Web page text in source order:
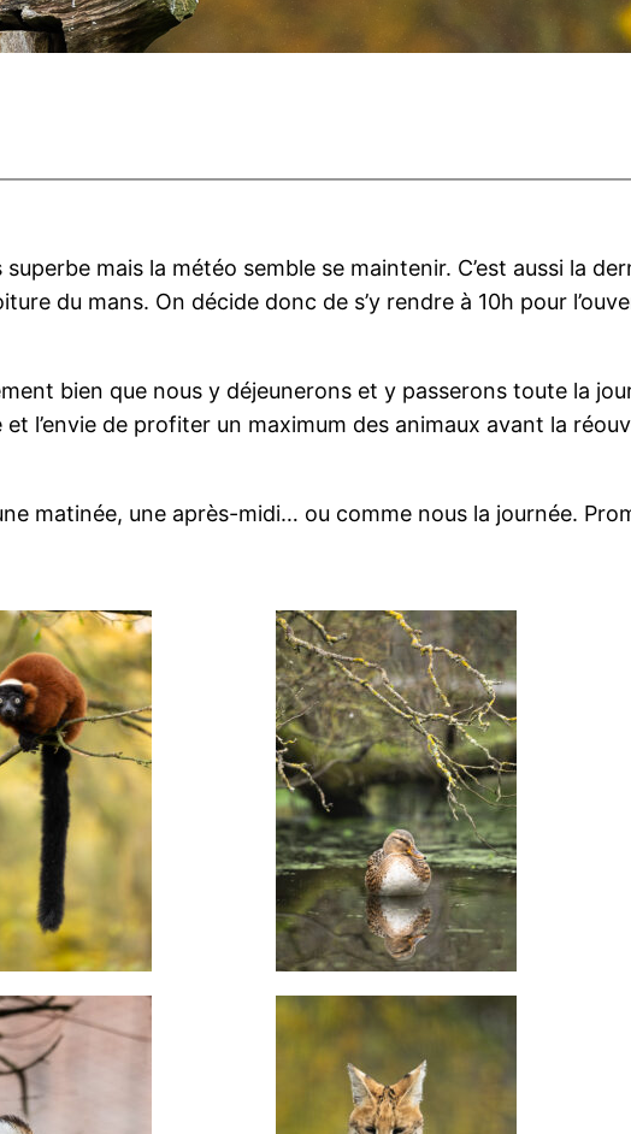
mais la météo semble se maintenir. C’est aussi la
du mans. On décide donc de s’y rendre à 10h pour
bien que nous y déjeunerons et y passerons toute la
l’envie de profiter un maximum des animaux avant la
matinée, une après-midi… ou comme nous la journée.